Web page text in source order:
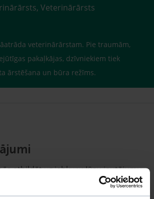
Veterinārārsts
veterinārārstam. Pie traumām,
pakaļkājas, dzīvniekiem tiek
ārstēšana un būra režīms.
atbildēt uz jebkuru Jūsu jautājumu